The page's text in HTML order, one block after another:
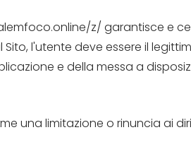
z/ garantisce e
l'utente deve essere il
e della messa a
una limitazione o rinuncia ai